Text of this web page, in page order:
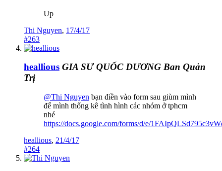
Up
Thi Nguyen, 17/4/17
#263
heallious GIA SƯ QUỐC DƯƠNG Ban Quản
Trị
@Thi Nguyen bạn điền vào form sau giùm mình
để mình thống kê tình hình các nhóm ở tphcm
nhé
https://docs.google.com/forms/d/e/
heallious, 21/4/17
#264